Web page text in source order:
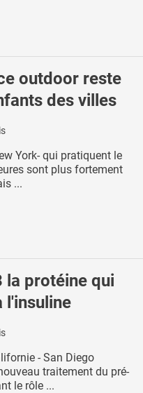
outdoor reste
des villes
York- qui pratiquent le
sont plus fortement
...
la protéine qui
l'insuline
- San Diego
traitement du pré-
le rôle ...